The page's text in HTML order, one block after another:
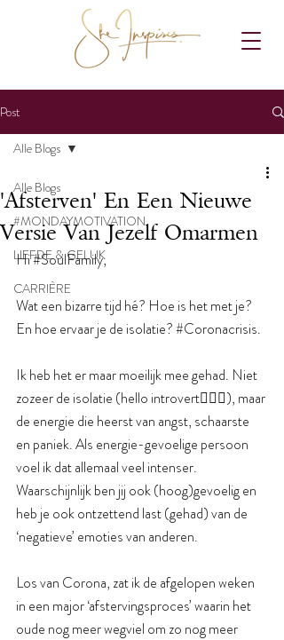
Post
Alle Blogs
#MONDAYMOTIVATION
LIEFDE & GELUK
CARRIÈRE
Alle Blogs
'Afsterven' En Een Nieuwe
Versie Van Jezelf Omarmen
Hi #SoulFamily,
Wat een bizarre tijd hé? Hoe is het met je?
En hoe ervaar je de isolatie? #Coronacrisis.
Ik heb het er maar moeilijk mee gehad. Niet
zozeer de isolatie (hello introvert🙋🏻‍♀️), maar
de energie die heerst van angst, schaarste
en paniek. Als energie-gevoelige persoon
voel ik dat allemaal veel intenser.
Waarschijnlijk ben jij ook (hoog)gevoelig en
heb je ook ontzettend last (gehad) van de
‘negatieve’ emoties van anderen.
Los van Corona, zat ik de afgelopen weken
in een major ‘afstervingsproces’ waarin het
oude nog meer wegviel om zo nog meer